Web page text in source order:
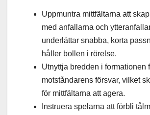
Uppmuntra mittfältarna att
med anfallarna och
underlättar snabba, korta
håller bollen i rörelse.
Utnyttja bredden i formationen
motståndarens försvar, vilket
för mittfältarna att agera.
Instruera spelarna att förbli